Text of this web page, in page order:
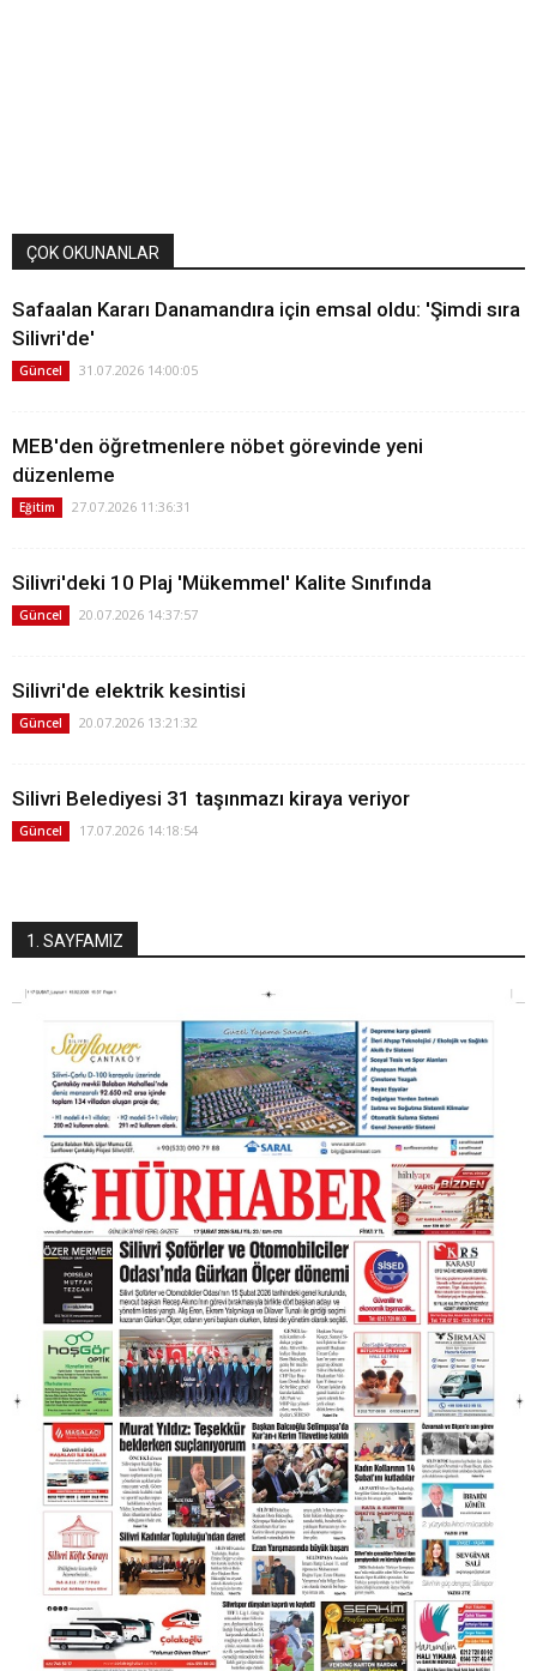
ÇOK OKUNANLAR
Safaalan Kararı Danamandıra için emsal oldu: 'Şimdi sıra
Silivri'de'
Güncel 31.07.2026 14:00:05
MEB'den öğretmenlere nöbet görevinde yeni
düzenleme
Eğitim 27.07.2026 11:36:31
Silivri'deki 10 Plaj 'Mükemmel' Kalite Sınıfında
Güncel 20.07.2026 14:37:57
Silivri'de elektrik kesintisi
Güncel 20.07.2026 13:21:32
Silivri Belediyesi 31 taşınmazı kiraya veriyor
Güncel 17.07.2026 14:18:54
1. SAYFAMIZ